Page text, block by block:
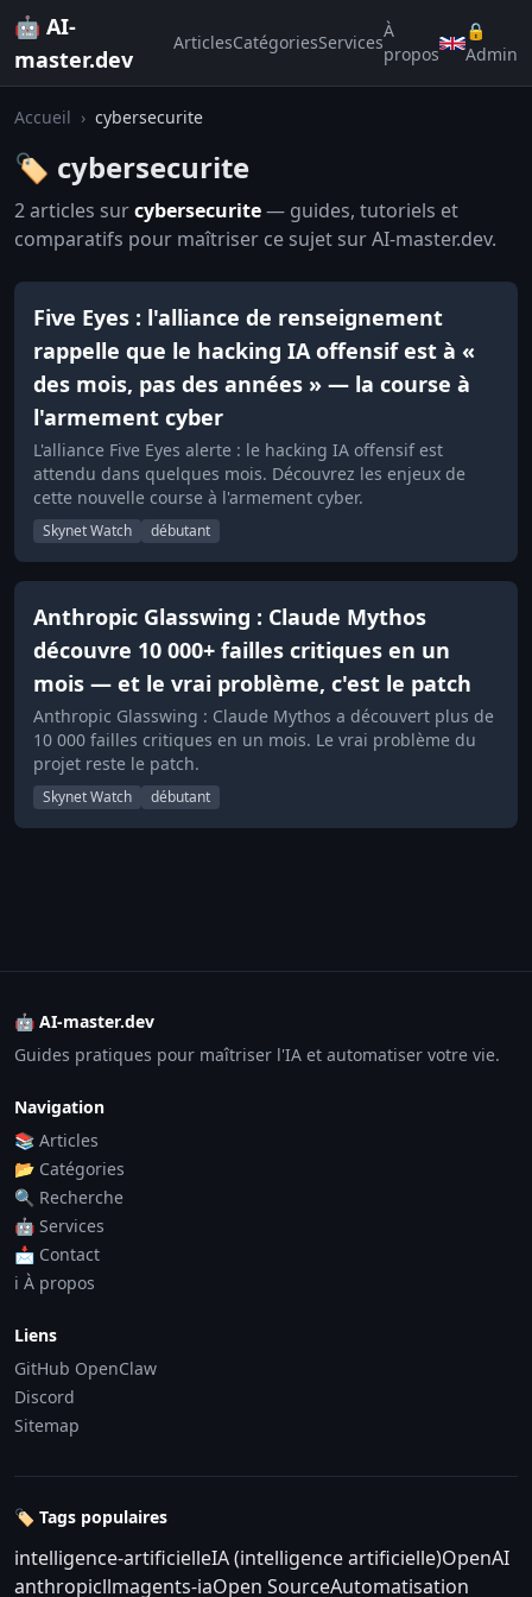
🤖 AI-
master.dev
ArticlesCatégoriesServices
À
propos
🔒
Admin
Accueil › cybersecurite
🏷️ cybersecurite
2 articles surcybersecurite— guides, tutoriels et
comparatifs pour maîtriser ce sujet sur AI-master.dev.
Five Eyes : l'alliance de renseignement
rappelle que le hacking IA offensif est à «
des mois, pas des années » — la course à
l'armement cyber
L'alliance Five Eyes alerte : le hacking IA offensif est
attendu dans quelques mois. Découvrez les enjeux de
cette nouvelle course à l'armement cyber.
Skynet Watch débutant
Anthropic Glasswing : Claude Mythos
découvre 10 000+ failles critiques en un
mois — et le vrai problème, c'est le patch
Anthropic Glasswing : Claude Mythos a découvert plus de
10 000 failles critiques en un mois. Le vrai problème du
projet reste le patch.
Skynet Watch débutant
🤖 AI-master.dev
Guides pratiques pour maîtriser l'IA et automatiser votre vie.
Navigation
📚 Articles
📂 Catégories
🔍 Recherche
🤖 Services
📩 Contact
ℹ️ À propos
Liens
GitHub OpenClaw
Discord
Sitemap
🏷️ Tags populaires
intelligence-artificielleIA (intelligence artificielle)OpenAI
anthropicllmagents-iaOpen SourceAutomatisation